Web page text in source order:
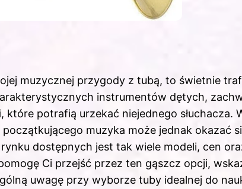
muzycznej przygody z tubą, to świetnie
instrumentów dętych,
, które potrafią urzekać niejednego słuchacza.
muzyka może jednak okazać
rynku dostępnych jest tak wiele modeli, cen
Ci przejść przez ten gąszcz opcji,
uwagę przy wyborze tuby idealnej do